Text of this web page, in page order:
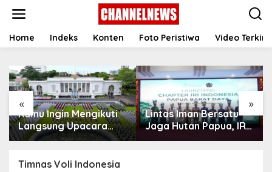
t
Home Indeks Konten Foto Peristiwa Video Terkini
« »
Kamu Ingin Mengikuti
Langsung Upacara
HUT Ke-81
Istana? Ini Link
Lintas Iman Bersatu
Jaga Hutan Papua, IRI
Indonesia Resmikan
Timnas Voli Indonesia